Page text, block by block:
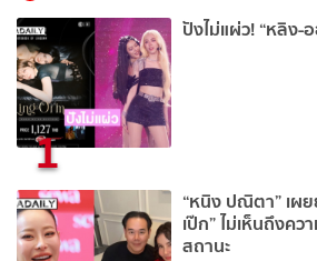
1
ปังไม่แผ่ว! “หลิง-
“หนิง ปณิตา” เ
เป๊ก” ไม่เห็นถึงค
สถานะ